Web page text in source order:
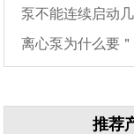
泵不能连续启动
离心泵为什么要
推荐